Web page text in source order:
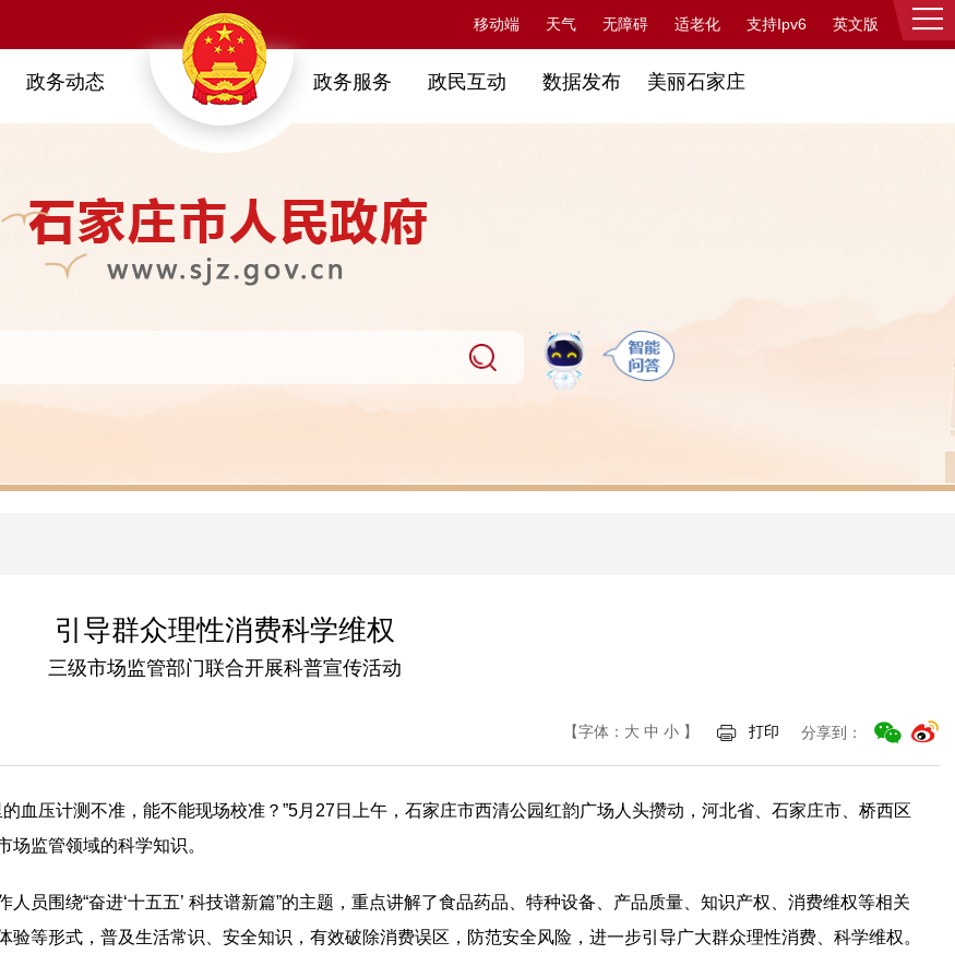
移动端 天气 无障碍 适老化 支持Ipv6 英文版 登录
政务动态 政务服务 政民互动 数据发布 美丽石家庄
引导群众理性消费科学维权
三级市场监管部门联合开展科普宣传活动
【字体： 大 中 小 】 打印 分享到：
的血压计测不准，能不能现场校准？”5月27日上午，石家庄市西清公园红韵广场人头攒动，河北省、石家庄市、桥西区
监管领域的科学知识。
员围绕“奋进‘十五五’ 科技谱新篇”的主题，重点讲解了食品药品、特种设备、产品质量、知识产权、消费维权等相关
等形式，普及生活常识、安全知识，有效破除消费误区，防范安全风险，进一步引导广大群众理性消费、科学维权。